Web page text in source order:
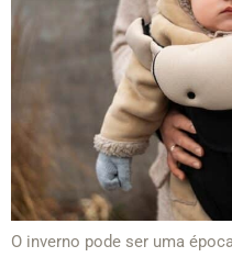
O inverno pode ser uma